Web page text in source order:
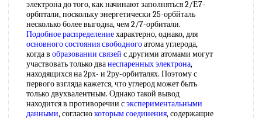
электрона до того, как начинают заполняться 2/Е7-
орбптали, поскольку энергетически 25-орбйталь
несколько более выгодна, чем 2/7-орбитали.
Подобное распределениехарактерно, однако, для
основного состояния свободногоатома углерода,
когда в образовании связей с другими атомами могут
участвовать только дванеспаренных электрона,
находящихся на 2рх- и 2ру-орбиталях. Поэтому с
первого взгляда кажется, что углерод может быть
только двухвалентным. Однако такой вывод
находится в противоречии сэкспериментальными
данными, согласнокоторым соединения, содержащие